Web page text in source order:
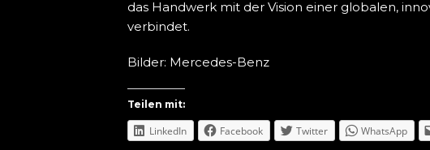
das Handwerk mit der Vision einer globalen,
verbindet.
Bilder: Mercedes-Benz
Teilen mit:
LinkedIn Facebook Twitter WhatsApp